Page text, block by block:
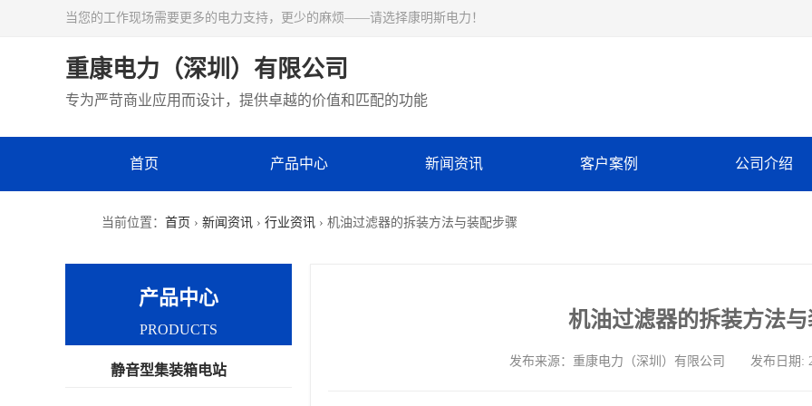
当您的工作现场需要更多的电力支持，更少的麻烦——请选择康明斯电力！
重康电力（深圳）有限公司
专为严苛商业应用而设计，提供卓越的价值和匹配的功能
首页 产品中心 新闻资讯 客户案例 公司介绍
当前位置： 首页 › 新闻资讯 › 行业资讯 › 机油过滤器的拆装方法与装配步骤
机油过滤器的拆装方法
发布来源：重康电力（深圳）有限公司 发布日期
产品中心
PRODUCTS
静音型集装箱电站